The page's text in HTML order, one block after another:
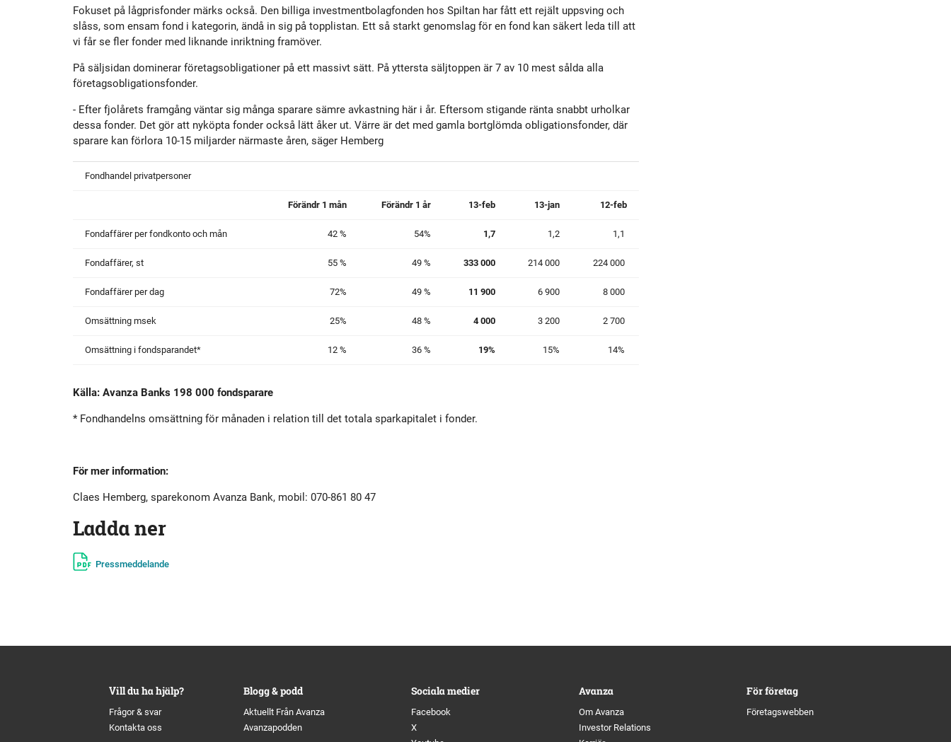
Avanza Pension
Placera
Policys
Fokuset på lågprisfonder märks också. Den billiga investmentbolagfonden hos Spiltan har fått ett rejält uppsving och
slåss, som ensam fond i kategorin, ändå in sig på topplistan. Ett så starkt genomslag för en fond kan säkert leda till att
vi får se fler fonder med liknande inriktning framöver.
På säljsidan dominerar företagsobligationer på ett massivt sätt. På yttersta säljtoppen är 7 av 10 mest sålda alla
företagsobligationsfonder.
- Efter fjolårets framgång väntar sig många sparare sämre avkastning här i år. Eftersom stigande ränta snabbt urholkar
dessa fonder. Det gör att nyköpta fonder också lätt åker ut. Värre är det med gamla bortglömda obligationsfonder, där
sparare kan förlora 10-15 miljarder närmaste åren, säger Hemberg
Fondhandel privatpersoner
Förändr 1 mån Förändr 1 år 13-feb 13-jan 12-feb
Fondaffärer per fondkonto och mån 42 % 54% 1,7 1,2 1,1
Fondaffärer, st 55 % 49 % 333 000 214 000 224 000
Fondaffärer per dag 72% 49 % 11 900 6 900 8 000
Omsättning msek 25% 48 % 4 000 3 200 2 700
Omsättning i fondsparandet* 12 % 36 % 19% 15% 14%
Källa: Avanza Banks 198 000 fondsparare
* Fondhandelns omsättning för månaden i relation till det totala sparkapitalet i fonder.
För mer information:
Claes Hemberg, sparekonom Avanza Bank, mobil: 070-861 80 47
Ladda ner
Pressmeddelande
Vill du ha hjälp?
Frågor & svar
Kontakta oss
Blogg & podd
Aktuellt Från Avanza
Avanzapodden
Sociala medier
Facebook
X
Avanza
Om Avanza
Investor Relations
För företag
Företagswebben